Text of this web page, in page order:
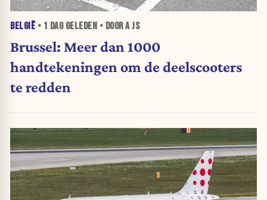
BELGIË • 1 DAGGELEDEN • DOOR A JS
Brussel: Meer dan 1000
handtekeningen om de deelscooters
te redden